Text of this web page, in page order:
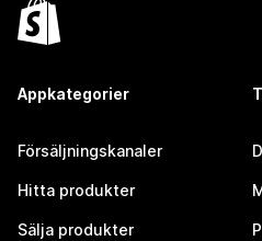
Appkategorier
Försäljningskanaler
Hitta produkter
Sälja produkter